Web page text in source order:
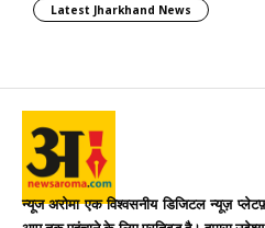
Latest Jharkhand News
न्यूज अरोमा एक विश्वसनीय डिजिटल न्यूज़